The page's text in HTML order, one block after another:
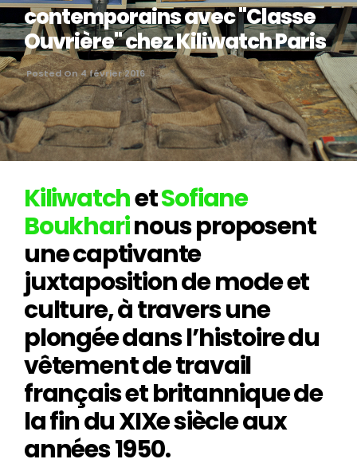
contemporains avec "Classe
Ouvrière" chez Kiliwatch Paris
Posted On 4 février 2016
KiliwatchetSofiane
Boukharinous proposent
une captivante
juxtaposition de mode et
culture, à travers une
plongée dans l’histoire du
vêtement de travail
français et britannique de
la fin du XIXe siècle aux
années 1950.